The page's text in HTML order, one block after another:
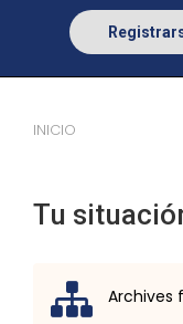
INICIO
Tu
Archives